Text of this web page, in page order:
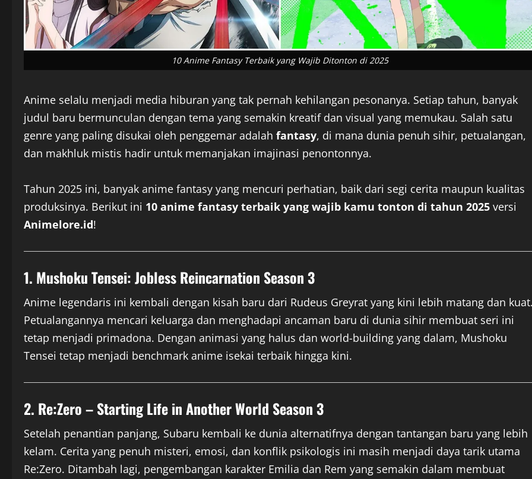
10 Anime Fantasy Terbaik yang Wajib Ditonton di 2025
Anime selalu menjadi media hiburan yang tak pernah kehilangan pesonanya. Setiap tahun, banyak
judul baru bermunculan dengan tema yang semakin kreatif dan visual yang memukau. Salah satu
genre yang paling disukai oleh penggemar adalah fantasy, di mana dunia penuh sihir, petualangan,
dan makhluk mistis hadir untuk memanjakan imajinasi penontonnya.
Tahun 2025 ini, banyak anime fantasy yang mencuri perhatian, baik dari segi cerita maupun kualitas
produksinya. Berikut ini 10 anime fantasy terbaik yang wajib kamu tonton di tahun 2025 versi
Animelore.id!
1. Mushoku Tensei: Jobless Reincarnation Season 3
Anime legendaris ini kembali dengan kisah baru dari Rudeus Greyrat yang kini lebih matang dan
Petualangannya mencari keluarga dan menghadapi ancaman baru di dunia sihir membuat seri ini
tetap menjadi primadona. Dengan animasi yang halus dan world-building yang dalam, Mushoku
Tensei tetap menjadi benchmark anime isekai terbaik hingga kini.
2. Re:Zero – Starting Life in Another World Season 3
Setelah penantian panjang, Subaru kembali ke dunia alternatifnya dengan tantangan baru yang lebih
kelam. Cerita yang penuh misteri, emosi, dan konflik psikologis ini masih menjadi daya tarik utama
Re:Zero. Ditambah lagi, pengembangan karakter Emilia dan Rem yang semakin dalam membuat